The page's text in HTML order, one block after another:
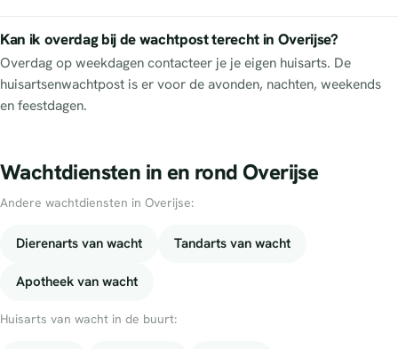
Kan ik overdag bij de wachtpost terecht in Overijse?
Overdag op weekdagen contacteer je je eigen huisarts. De
huisartsenwachtpost is er voor de avonden, nachten, weekends
en feestdagen.
Wachtdiensten in en rond Overijse
Andere wachtdiensten in Overijse:
Dierenarts van wacht Tandarts van wacht
Apotheek van wacht
Huisarts van wacht in de buurt: